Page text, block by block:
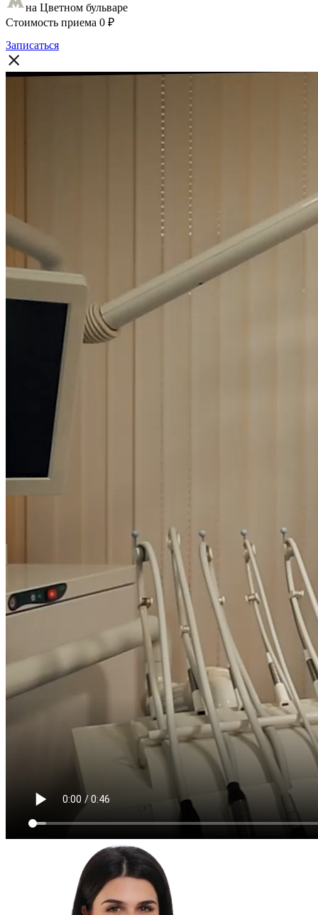
на Цветном бульваре
Стоимость приема 0 ₽
Записаться